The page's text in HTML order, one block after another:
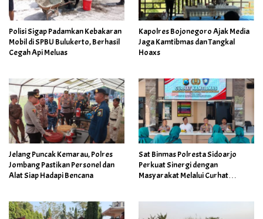
Polisi Sigap Padamkan Kebakaran
Mobil di SPBU Bulukerto, Berhasil
Cegah Api Meluas
Kapolres Bojonegoro Ajak Media
Jaga Kamtibmas dan Tangkal
Hoaxs
Jelang Puncak Kemarau, Polres
Jombang Pastikan Personel dan
Alat Siap Hadapi Bencana
Sat Binmas Polresta Sidoarjo
Perkuat Sinergi dengan
Masyarakat Melalui Curhat